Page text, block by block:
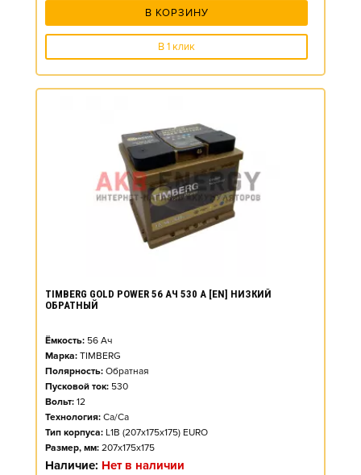
В КОРЗИНУ
В 1 клик
TIMBERG GOLD POWER 56 АЧ 530 А [EN] НИЗКИЙ
ОБРАТНЫЙ
Ёмкость: 56 Ач
Марка: TIMBERG
Полярность: Обратная
Пусковой ток: 530
Вольт: 12
Технология: Ca/Ca
Тип корпуса: L1B (207x175x175) EURO
Размер, мм: 207x175x175
Наличие: Нет в наличии